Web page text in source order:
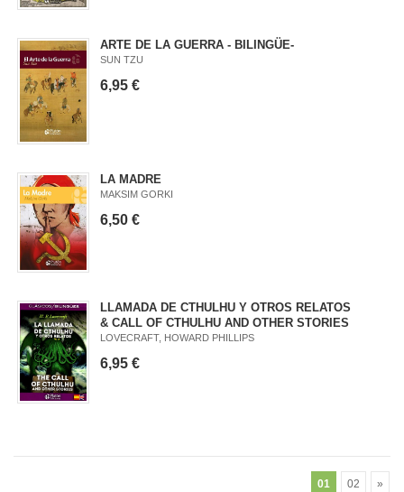
ARTE DE LA GUERRA - BILINGÜE-
SUN TZU
6,95 €
LA MADRE
MAKSIM GORKI
6,50 €
LLAMADA DE CTHULHU Y OTROS RELATOS
& CALL OF CTHULHU AND OTHER STORIES
LOVECRAFT, HOWARD PHILLIPS
6,95 €
01 02 »